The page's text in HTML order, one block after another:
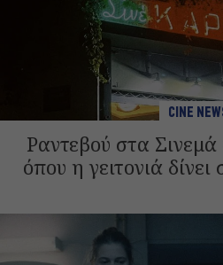
CINE
Ραντεβού στα
όπου η γειτονιά